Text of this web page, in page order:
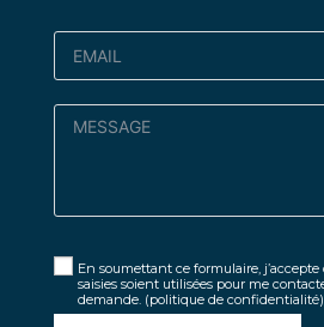
En soumettant ce formulaire,
saisies soient utilisées pour me
demande. (politique de confidentialité)